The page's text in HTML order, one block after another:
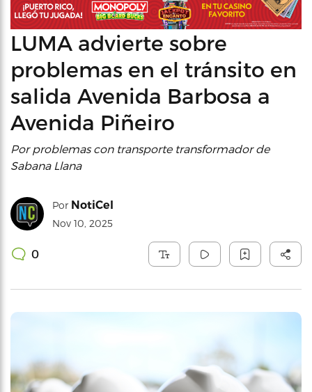
LUMA advierte sobre
problemas en el tránsito en
salida Avenida Barbosa a
Avenida Piñeiro
Por problemas con transporte transformador de
Sabana Llana
Por NotiCel
Nov 10, 2025
0